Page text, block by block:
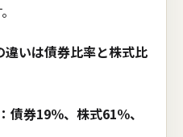
違いは債券比率と株式比
債券19％、株式61％、